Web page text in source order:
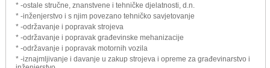
* -ostale stručne, znanstvene i tehničke djelatnosti, d.n.
* -inženjerstvo i s njim povezano tehničko savjetovanje
* -održavanje i popravak strojeva
* -održavanje i popravak građevinske mehanizacije
* -održavanje i popravak motornih vozila
* -iznajmljivanje i davanje u zakup strojeva i opreme za građevinarstvo i